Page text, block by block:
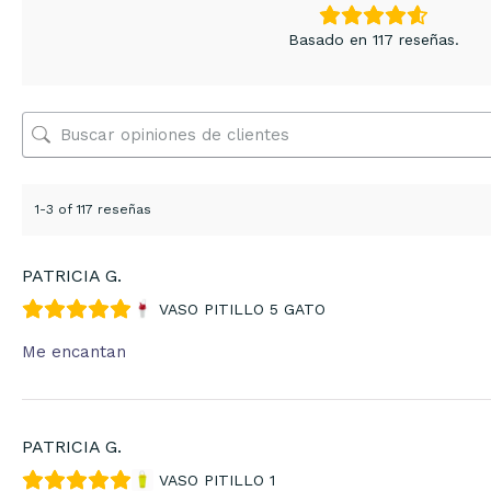
Basado en 117 reseñas.
1-3 of 117 reseñas
PATRICIA G.
VASO PITILLO 5 GATO
Me encantan
PATRICIA G.
VASO PITILLO 1